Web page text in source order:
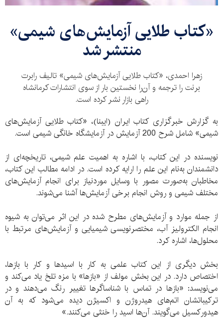
«کتاب طلایی آزمایش‌های شیمی»
منتشر شد
زهرا احمدی، «کتاب طلایی آزمایش‌های شیمی» تالیف رابرت
برنت را ترجمه و آن‌را نخستین بار از سوی انتشارات کرمانشاه
راهی بازار نشر کرده است.
به گزارش خبرگزاری کتاب ایران (ایبنا)، «کتاب طلایی آزمایش‌های
شیمی» شامل شرح 200 آزمایش در آزمایشگاه خانگی شیمی است.
نویسنده در این کتاب،‌ با اشاره به اهمیت علم شیمی، تاریخچه‌ای از
دانشمندان به‌نام این علم را ارایه کرده است. در ادامه مطالب این کتاب،
مخاطبان به‌صورت مصور با وسایل موردنیاز برای انجام آزمایش‌های
مختلف شیمی و روش انجام برخی آزمایش‌‌ها آشنا می‌شوند.
از جمله موارد و آزمایش‌های مطرح شده در این اثر می‌توان به شیوه
انجام الکترولیز آب،‌ مختصرنویسی شیمیایی و آزمایش‌های مرتبط با
محلول‌ها، اشاره کرد.
بخش دیگری از این کتاب علمی به کار با اسیدها و کار با بازها،
اختصاص دارد. در این بخش مولف از «بازها» با مزه تلخ یاد می‌کند و
می‌نویسد: «بازها در تماس با شناساگر‌ها تغییر رنگ می‌دهند و در
ترکیباتشان اتم‌های هیدروژن و اکسیژن دیده می‌شود که به آن
هیدورکسیل می‌گویند. آن‌ها اسید را خنثی می‌کنند.»